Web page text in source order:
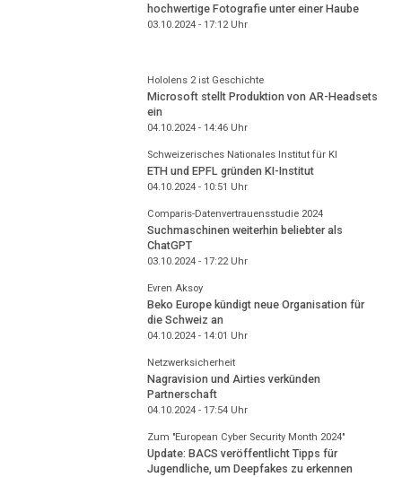
hochwertige Fotografie unter einer Haube
03.10.2024 - 17:12Uhr
Hololens 2 ist Geschichte
Microsoft stellt Produktion von AR-Headsets
ein
04.10.2024 - 14:46Uhr
Schweizerisches Nationales Institut für KI
ETH und EPFL gründen KI-Institut
04.10.2024 - 10:51 Uhr
Comparis-Datenvertrauensstudie 2024
Suchmaschinen weiterhin beliebter als
ChatGPT
03.10.2024 - 17:22Uhr
Evren Aksoy
Beko Europe kündigt neue Organisation für
die Schweiz an
04.10.2024 - 14:01 Uhr
Netzwerksicherheit
Nagravision und Airties verkünden
Partnerschaft
04.10.2024 - 17:54Uhr
Zum "European Cyber Security Month 2024"
Update: BACS veröffentlicht Tipps für
Jugendliche, um Deepfakes zu erkennen